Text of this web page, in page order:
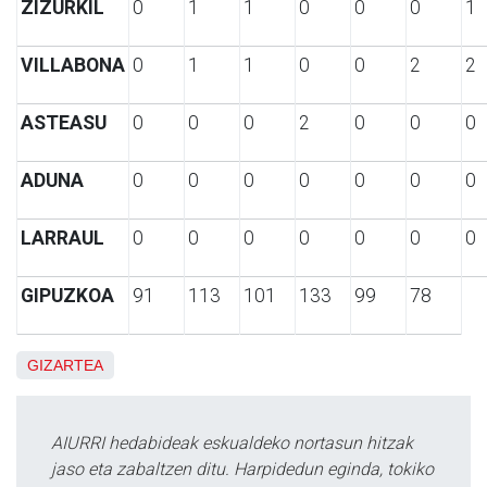
ZIZURKIL 0 1 1 0 0 0 1
VILLABONA 0 1 1 0 0 2 2
ASTEASU 0 0 0 2 0 0 0
ADUNA 0 0 0 0 0 0 0
LARRAUL 0 0 0 0 0 0 0
GIPUZKOA 91 113 101 133 99 78
GIZARTEA
AIURRI hedabideak eskualdeko nortasun hitzak
jaso eta zabaltzen ditu. Harpidedun eginda, tokiko